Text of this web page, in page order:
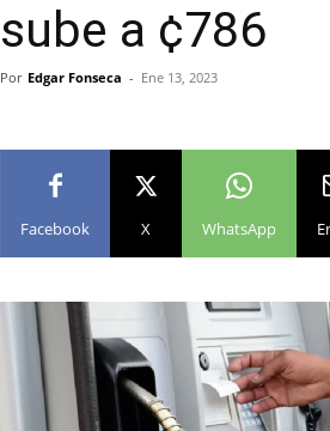
sube a ¢786
Por Edgar Fonseca - Ene 13, 2023
Facebook X WhatsApp